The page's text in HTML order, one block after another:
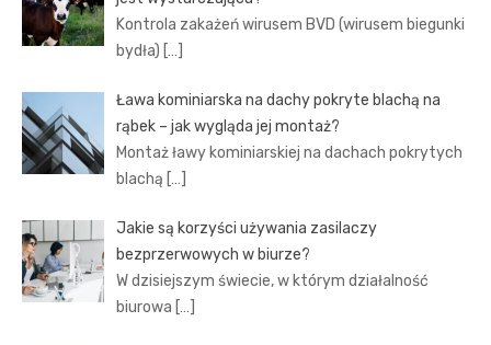
Kontrola zakażeń wirusem BVD (wirusem biegunki
bydła) […]
Ława kominiarska na dachy pokryte blachą na
rąbek – jak wygląda jej montaż?
Montaż ławy kominiarskiej na dachach pokrytych
blachą […]
Jakie są korzyści używania zasilaczy
bezprzerwowych w biurze?
W dzisiejszym świecie, w którym działalność
biurowa […]